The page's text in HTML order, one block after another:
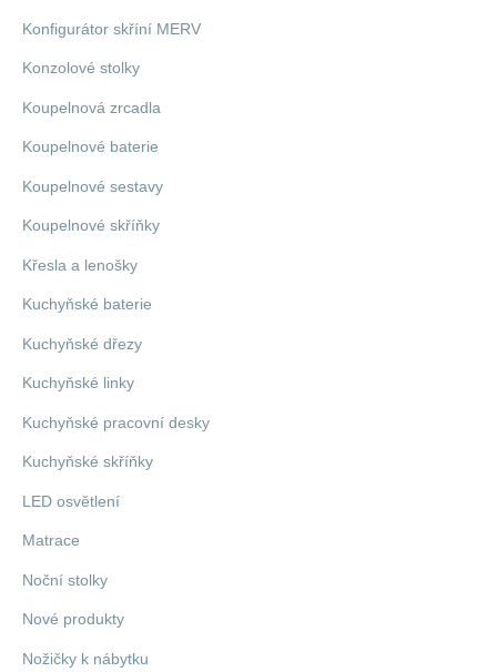
Konfigurátor skříní MERV
Konzolové stolky
Koupelnová zrcadla
Koupelnové baterie
Koupelnové sestavy
Koupelnové skříňky
Křesla a lenošky
Kuchyňské baterie
Kuchyňské dřezy
Kuchyňské linky
Kuchyňské pracovní desky
Kuchyňské skříňky
LED osvětlení
Matrace
Noční stolky
Nové produkty
Nožičky k nábytku